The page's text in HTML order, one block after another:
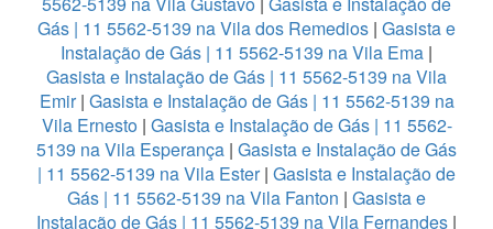
Gás | 11 5562-5139 na Vila dos Remedios | Gasista e
Instalação de Gás | 11 5562-5139 na Vila Ema |
Gasista e Instalação de Gás | 11 5562-5139 na Vila
Emir| Gasista e Instalação de Gás | 11 5562-5139 na
Vila Ernesto| Gasista e Instalação de Gás | 11 5562-
5139 na Vila Esperança | Gasista e Instalação de Gás
| 11 5562-5139 na Vila Ester| Gasista e Instalação de
Gás | 11 5562-5139 na Vila Fanton | Gasista e
Instalação de Gás | 11 5562-5139 na Vila Fernandes |